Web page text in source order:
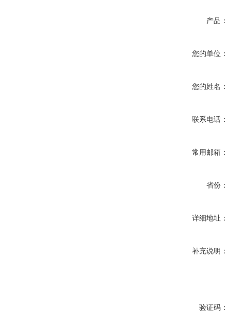
产品：
您的单位：
您的姓名：
联系电话：
常用邮箱：
省份：
详细地址：
补充说明：
验证码：